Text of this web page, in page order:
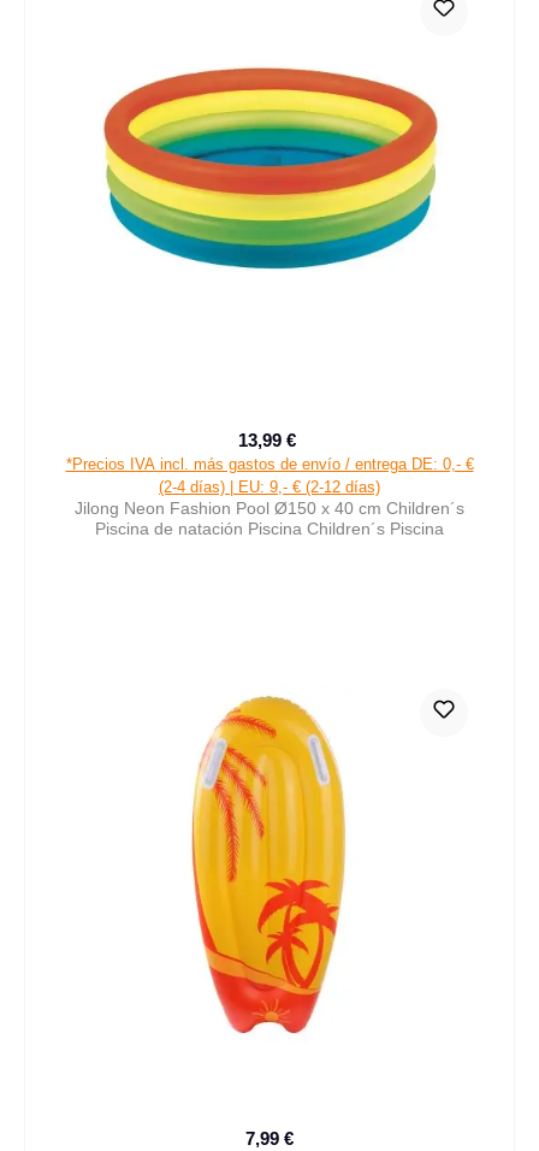
Precio de venta:
13,99 €
*Precios IVA incl. más gastos de envío / entrega DE: 0,- €
(2-4 días) | EU: 9,- € (2-12 días)
Jilong Neon Fashion Pool Ø150 x 40 cm Children´s
Piscina de natación Piscina Children´s Piscina
7,99 €